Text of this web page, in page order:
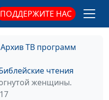
ПОДДЕРЖИТЕ НАС
Архив ТВ программ
чтения
женщины.
Иоанну
Ирина
Кириченко
#26
18:9-
Кириченко